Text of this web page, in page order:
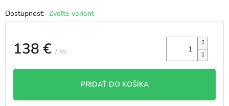
Zvoľte variant
138 € / ks
PRIDAŤ DO KOŠÍKA